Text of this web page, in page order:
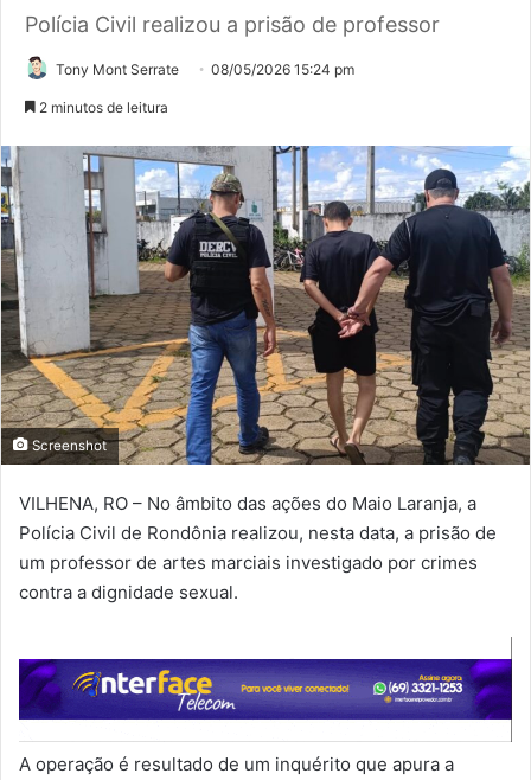
Polícia Civil realizou a prisão de professor
Tony Mont Serrate 08/05/2026 15:24 pm
2 minutos de leitura
Screenshot
VILHENA, RO – No âmbito das ações do Maio Laranja, a
Polícia Civil de Rondônia realizou, nesta data, a prisão de
um professor de artes marciais investigado por crimes
contra a dignidade sexual.
A operação é resultado de um inquérito que apura a